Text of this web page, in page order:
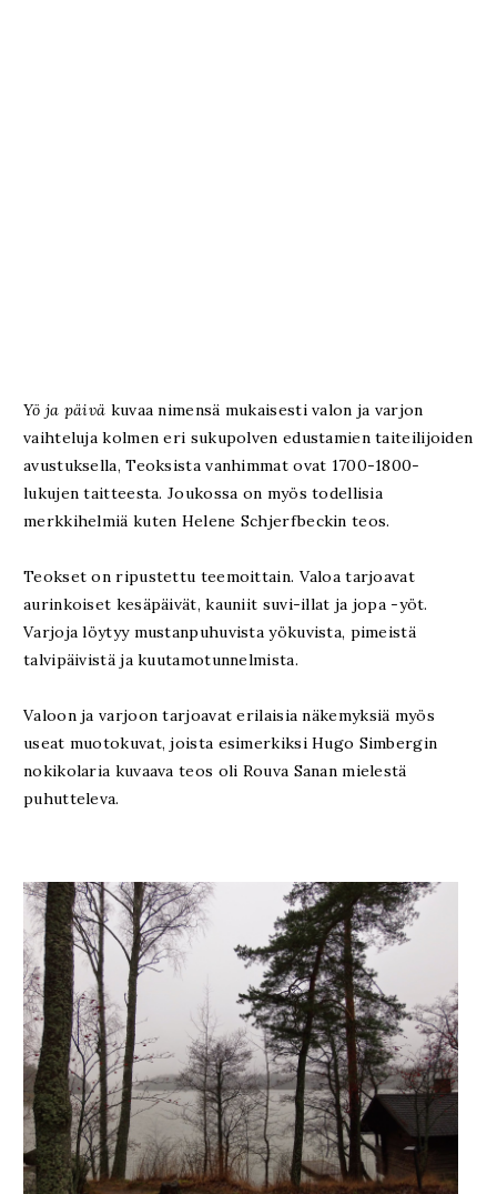
Yö ja päivä kuvaa nimensä mukaisesti valon ja varjon
vaihteluja kolmen eri sukupolven edustamien taiteilijoiden
avustuksella, Teoksista vanhimmat ovat 1700-1800-
lukujen taitteesta. Joukossa on myös todellisia
merkkihelmiä kuten Helene Schjerfbeckin teos.
Teokset on ripustettu teemoittain. Valoa tarjoavat
aurinkoiset kesäpäivät, kauniit suvi-illat ja jopa -yöt.
Varjoja löytyy mustanpuhuvista yökuvista, pimeistä
talvipäivistä ja kuutamotunnelmista.
Valoon ja varjoon tarjoavat erilaisia näkemyksiä myös
useat muotokuvat, joista esimerkiksi Hugo Simbergin
nokikolaria kuvaava teos oli Rouva Sanan mielestä
puhutteleva.